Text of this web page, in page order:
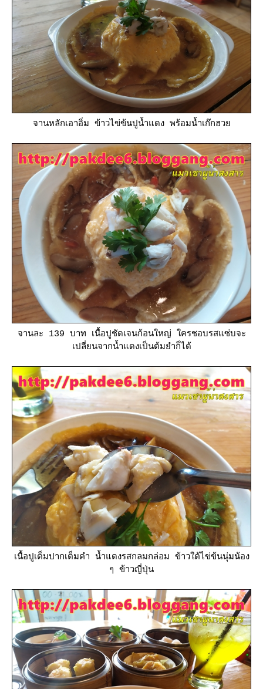
จานหลักเอาอิ่ม ข้าวไข่ข้นปูน้ำแดง พร้อมน้ำเก๊กฮว
จานละ 139 บาท เนื้อปูชัดเจนก้อนใหญ่ ใครชอบรสแซ่บจะ
เปลี่ยนจากน้ำแดงเป็นต้มยำก็ได้
เนื้อปูเต็มปากเต็มคำ น้ำแดงรสกลมกล่อม ข้าวใต้ไข่ข้นนุ่มน้อง
ๆ ข้าวญี่ปุ่น